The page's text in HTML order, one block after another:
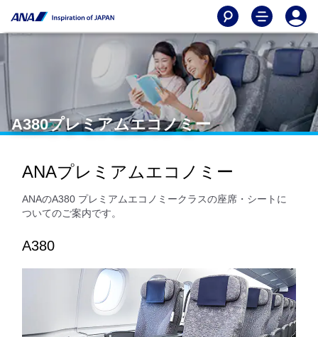
A380プレミアムエコノミー
ANAプレミアムエコノミー
ANAのA380 プレミアムエコノミークラスの座席・シートに
ついてのご案内です。
A380